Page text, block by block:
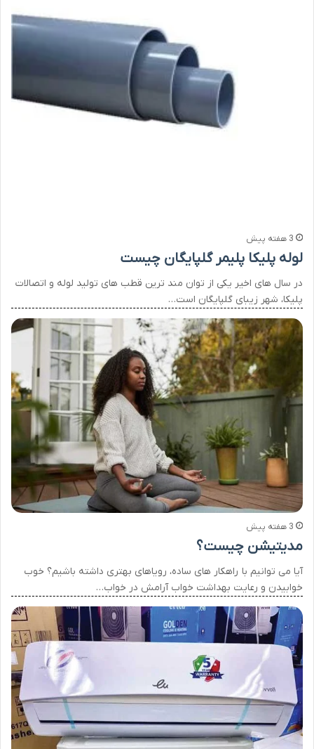
3 هفته پیش
لوله پلیکا پلیمر گلپایگان چیست
در سال های اخیر یکی از توان مند ترین قطب های تولید لوله و اتصالات
پلیکا، شهر زیبای گلپایگان است…
3 هفته پیش
مدیتیشن چیست؟
آیا می توانیم با راهکار های ساده، رویاهای بهتری داشته باشیم؟ خوب
خوابیدن و رعایت بهداشت خواب آرامش در خواب…